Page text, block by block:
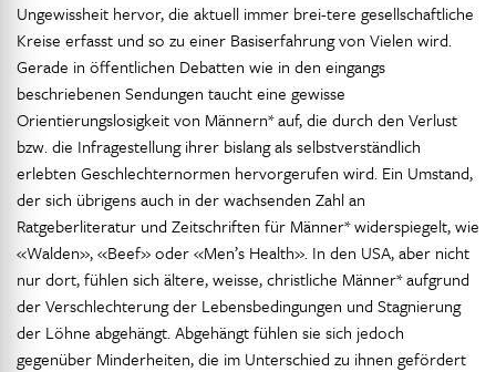
Ungewissheit hervor, die aktuell immer brei-tere gesellschaftliche
Kreise erfasst und so zu einer Basiserfahrung von Vielen wird.
Gerade in öffentlichen Debatten wie in den eingangs
beschriebenen Sendungen taucht eine gewisse
Orientierungslosigkeit von Männern* auf, die durch den Verlust
bzw. die Infragestellung ihrer bislang als selbstverständlich
erlebten Geschlechternormen hervorgerufen wird. Ein Umstand,
der sich übrigens auch in der wachsenden Zahl an
Ratgeberliteratur und Zeitschriften für Männer* widerspiegelt, wie
«Walden», «Beef» oder «Men’s Health». In den USA, aber nicht
nur dort, fühlen sich ältere, weisse, christliche Männer* aufgrund
der Verschlechterung der Lebensbedingungen und Stagnierung
der Löhne abgehängt. Abgehängt fühlen sie sich jedoch
gegenüber Minderheiten, die im Unterschied zu ihnen gefördert